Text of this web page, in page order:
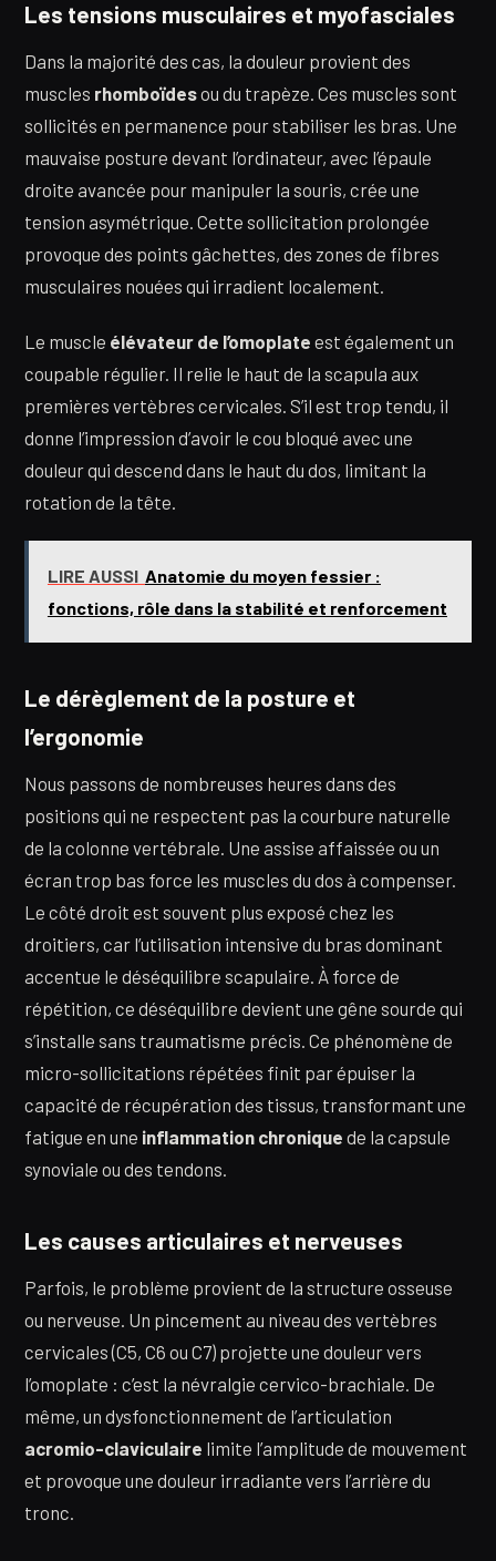
Les tensions musculaires et myofasciales
Dans la majorité des cas, la douleur provient des
muscles rhomboïdesou du trapèze. Ces muscles sont
sollicités en permanence pour stabiliser les bras. Une
mauvaise posture devant l’ordinateur, avec l’épaule
droite avancée pour manipuler la souris, crée une
tension asymétrique. Cette sollicitation prolongée
provoque des points gâchettes, des zones de fibres
musculaires nouées qui irradient localement.
Le muscle élévateur de l’omoplate est également un
coupable régulier. Il relie le haut de la scapula aux
premières vertèbres cervicales. S’il est trop tendu, il
donne l’impression d’avoir le cou bloqué avec une
douleur qui descend dans le haut du dos, limitant la
rotation de la tête.
LIRE AUSSI Anatomie du moyen fessier :
fonctions, rôle dans la stabilité et renforcement
Le dérèglement de la posture et
l’ergonomie
Nous passons de nombreuses heures dans des
positions qui ne respectent pas la courbure naturelle
de la colonne vertébrale. Une assise affaissée ou un
écran trop bas force les muscles du dos à compenser.
Le côté droit est souvent plus exposé chez les
droitiers, car l’utilisation intensive du bras dominant
accentue le déséquilibre scapulaire. À force de
répétition, ce déséquilibre devient une gêne sourde qui
s’installe sans traumatisme précis. Ce phénomène de
micro-sollicitations répétées finit par épuiser la
capacité de récupération des tissus, transformant une
fatigue en une inflammation chronique de la capsule
synoviale ou des tendons.
Les causes articulaires et nerveuses
Parfois, le problème provient de la structure osseuse
ou nerveuse. Un pincement au niveau des vertèbres
cervicales (C5, C6 ou C7) projette une douleur vers
l’omoplate : c’est la névralgie cervico-brachiale. De
même, un dysfonctionnement de l’articulation
acromio-claviculaire limite l’amplitude de mouvement
et provoque une douleur irradiante vers l’arrière du
tronc.